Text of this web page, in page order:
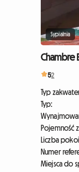
Sypialnia
Chambre
52
Typ
Typ:
Pojemność
Liczba
Numer
Miejsca do